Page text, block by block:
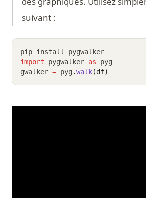
suivant :
pip install pygwalker
import pygwalker as pyg
gwalker = pyg .walk(df)